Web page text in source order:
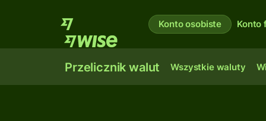
Konto osobiste Konto
Przelicznik walut Wszystkie waluty